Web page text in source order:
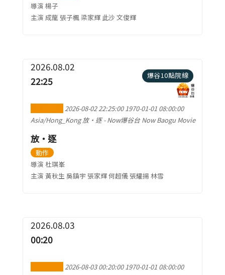
導演 楊子
主演 成龍 張子楓 梁家輝 此沙 文俊輝
2026.08.02
22:25
爆谷10點院線
2026-08-02 22:25:00 1970-01-01 08:00:00
Asia/Hong_Kong 放‧逐 - Now爆谷台 Now Baogu Movie
放‧逐
動作
導演 杜琪峯
主演 黃秋生 吳鎮宇 張家輝 何超儀 張耀揚 林雪
2026.08.03
00:20
2026-08-03 00:20:00 1970-01-01 08:00:00